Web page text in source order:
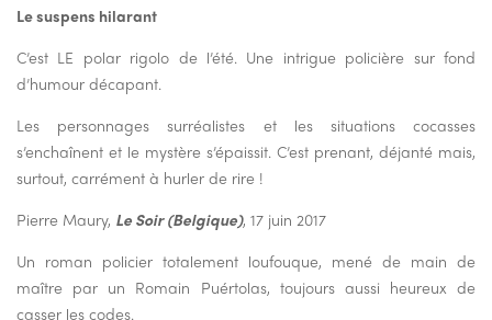
Le suspens hilarant
C’est LE polar rigolo de l’été. Une intrigue policière sur fond
d’humour décapant.
Les personnages surréalistes et les situations cocasses
s’enchaînent et le mystère s’épaissit. C’est prenant, déjanté mais,
surtout, carrément à hurler de rire !
Pierre Maury, Le Soir (Belgique), 17 juin 2017
Un roman policier totalement loufouque, mené de main de
maître par un Romain Puértolas, toujours aussi heureux de
casser les codes.